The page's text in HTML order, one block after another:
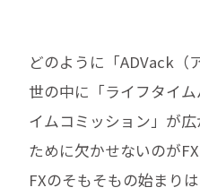
どのように「ADVack（
世の中に「ライフタイ
イムコミッション」が
ために欠かせないのがFX
FXのそもそもの始まり